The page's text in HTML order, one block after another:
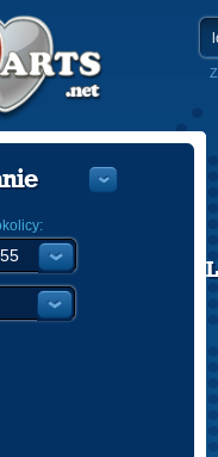
POLISH